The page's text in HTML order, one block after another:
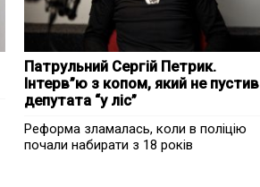
Патрульний Сергій Петрик.
Інтерв”ю з копом, який не пустив
депутата “у ліс”
Реформа зламалась, коли в поліцію
почали набирати з 18 років